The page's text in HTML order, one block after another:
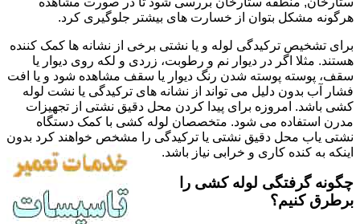
هرگونه مشکل بتوان از خسارت های بیشتر جلوگیری کرد.
برای تشخیص ترکیدگی لوله و یا نشتی برخی از نشانه ها کمک کننده
هستند. مثلا اگر در دیوار نم و رطوبت، زردی و لکه روی دیوار یا
سقف، پوسته پوسته شدن رنگ دیوار یا سقف مشاهده شود و یا افت
فشار آب بدون دلیل می تواند از نشانه های ترکیدگی یا نشت لوله
کشی باشد. امروزه برای پیدا کردن محل دقیق نشتی از تجهیزات
مدرن استفاده می شود. متخصصان لوله کشی با کمک دستگاه
نشتی یاب محل دقیق نشتی یا ترکیدگی را مشخص خواهند کرد بدون
اینکه به کنده کاری و خرابی نیاز باشد.
چگونه گرفتگی لوله کشی را
برطرق کنیم؟